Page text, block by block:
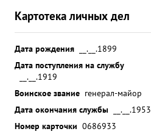
Картотека личных дел
Дата рождения
__.__.1899
Дата поступления на службу
__.__.1919
Воинское звание генерал-майор
Дата окончания службы
__.__.1953
Номер карточки 0686933